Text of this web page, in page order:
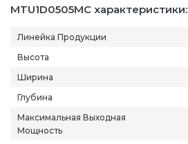
MTU1D0505MC характеристики:
Линейка Продукции
Высота
Ширина
Глубина
Максимальная Выходная
Мощность